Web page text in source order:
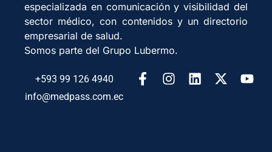
especializada en comunicación y visibilidad del
sector médico, con contenidos y un directorio
empresarial de salud.
Somos parte del Grupo Lubermo.
+593 99 126 4940
info@medpass.com.ec